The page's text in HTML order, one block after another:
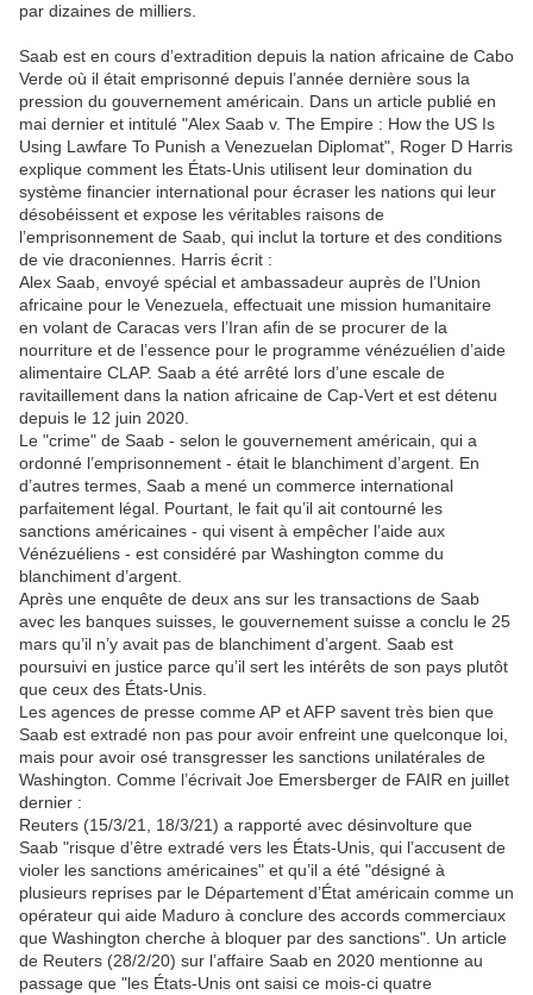
par dizaines de milliers.
Saab est en cours d’extradition depuis la nation africaine de Cabo
Verde où il était emprisonné depuis l’année dernière sous la
pression du gouvernement américain. Dans un article publié en
mai dernier et intitulé "Alex Saab v. The Empire : How the US Is
Using Lawfare To Punish a Venezuelan Diplomat", Roger D Harris
explique comment les États-Unis utilisent leur domination du
système financier international pour écraser les nations qui leur
désobéissent et expose les véritables raisons de
l’emprisonnement de Saab, qui inclut la torture et des conditions
de vie draconiennes. Harris écrit :
Alex Saab, envoyé spécial et ambassadeur auprès de l’Union
africaine pour le Venezuela, effectuait une mission humanitaire
en volant de Caracas vers l’Iran afin de se procurer de la
nourriture et de l’essence pour le programme vénézuélien d’aide
alimentaire CLAP. Saab a été arrêté lors d’une escale de
ravitaillement dans la nation africaine de Cap-Vert et est détenu
depuis le 12 juin 2020.
Le "crime" de Saab - selon le gouvernement américain, qui a
ordonné l’emprisonnement - était le blanchiment d’argent. En
d’autres termes, Saab a mené un commerce international
parfaitement légal. Pourtant, le fait qu’il ait contourné les
sanctions américaines - qui visent à empêcher l’aide aux
Vénézuéliens - est considéré par Washington comme du
blanchiment d’argent.
Après une enquête de deux ans sur les transactions de Saab
avec les banques suisses, le gouvernement suisse a conclu le 25
mars qu’il n’y avait pas de blanchiment d’argent. Saab est
poursuivi en justice parce qu’il sert les intérêts de son pays plutôt
que ceux des États-Unis.
Les agences de presse comme AP et AFP savent très bien que
Saab est extradé non pas pour avoir enfreint une quelconque loi,
mais pour avoir osé transgresser les sanctions unilatérales de
Washington. Comme l’écrivait Joe Emersberger de FAIR en juillet
dernier :
Reuters (15/3/21, 18/3/21) a rapporté avec désinvolture que
Saab "risque d’être extradé vers les États-Unis, qui l’accusent de
violer les sanctions américaines" et qu’il a été "désigné à
plusieurs reprises par le Département d’État américain comme un
opérateur qui aide Maduro à conclure des accords commerciaux
que Washington cherche à bloquer par des sanctions". Un article
de Reuters (28/2/20) sur l’affaire Saab en 2020 mentionne au
passage que "les États-Unis ont saisi ce mois-ci quatre